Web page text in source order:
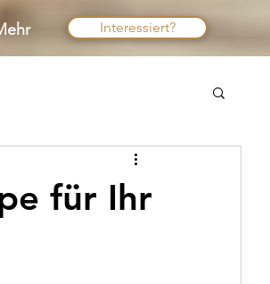
Interessiert?
für Ihr